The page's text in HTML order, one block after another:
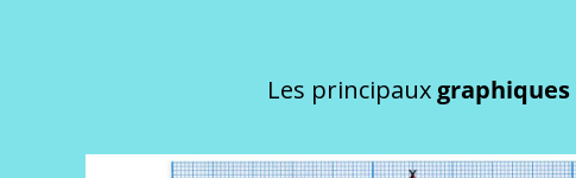
Les principaux graphiques